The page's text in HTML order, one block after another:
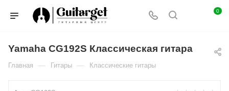
0
Yamaha CG192S Классическая гитара
Главная — Гитары — Классические гитары